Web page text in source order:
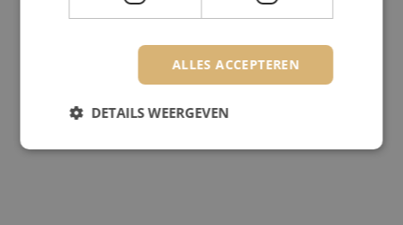
ALLES ACCEPTEREN
DETAILS WEERGEVEN